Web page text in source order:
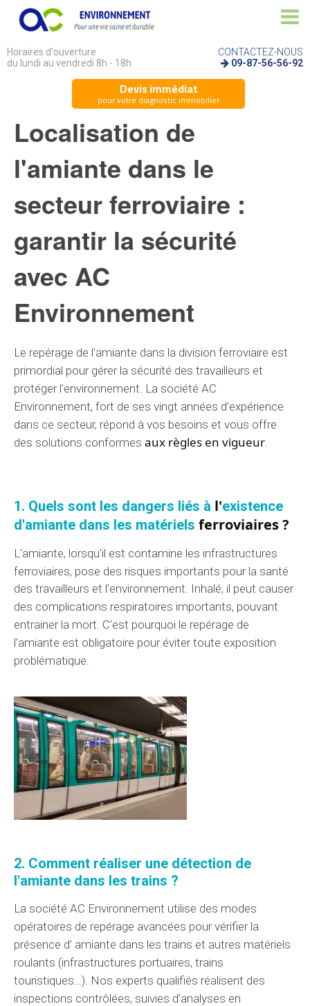
Horaires d'ouverture
du lundi au vendredi 8h - 18h
CONTACTEZ-NOUS
09-87-56-56-92
Devis immédiat
pour votre diagnostic immobilier
Localisation de
l'amiante dans le
secteur ferroviaire :
garantir la sécurité
avec AC
Environnement
Le repérage de l'amiante dans la division ferroviaire est
primordial pour gérerla sécurité des travailleurs et
protéger l'environnement. La société AC
Environnement, fort de ses vingt années d’expérience
dans ce secteur, répond à vos besoins et vous offre
des solutions conformes aux règles en vigueur
1. Quels sont les dangers liés à l'existence
d'amiante dans les matériels ferroviaires ?
L'amiante, lorsqu'il est contamine les infrastructures
ferroviaires, pose des risques importants pour la santé
des travailleurs et l'environnement. Inhalé, il peut causer
des complications respiratoires importants, pouvant
entrainer la mort . C'est pourquoi le repérage de
l'amiante est obligatoire pour éviter toute exposition
problématique
2. Comment réaliser une détection de
l'amiante dans les trains ?
La société AC Environnement utilise des modes
opératoires de repérage avancées pourvérifier la
présence d’ amiante dans les trains et autres matériels
roulants (infrastructures portuaires, trains
touristiques… ). Nos experts qualifiés réalisent des
inspections contrôlées, suivies d’analyses en